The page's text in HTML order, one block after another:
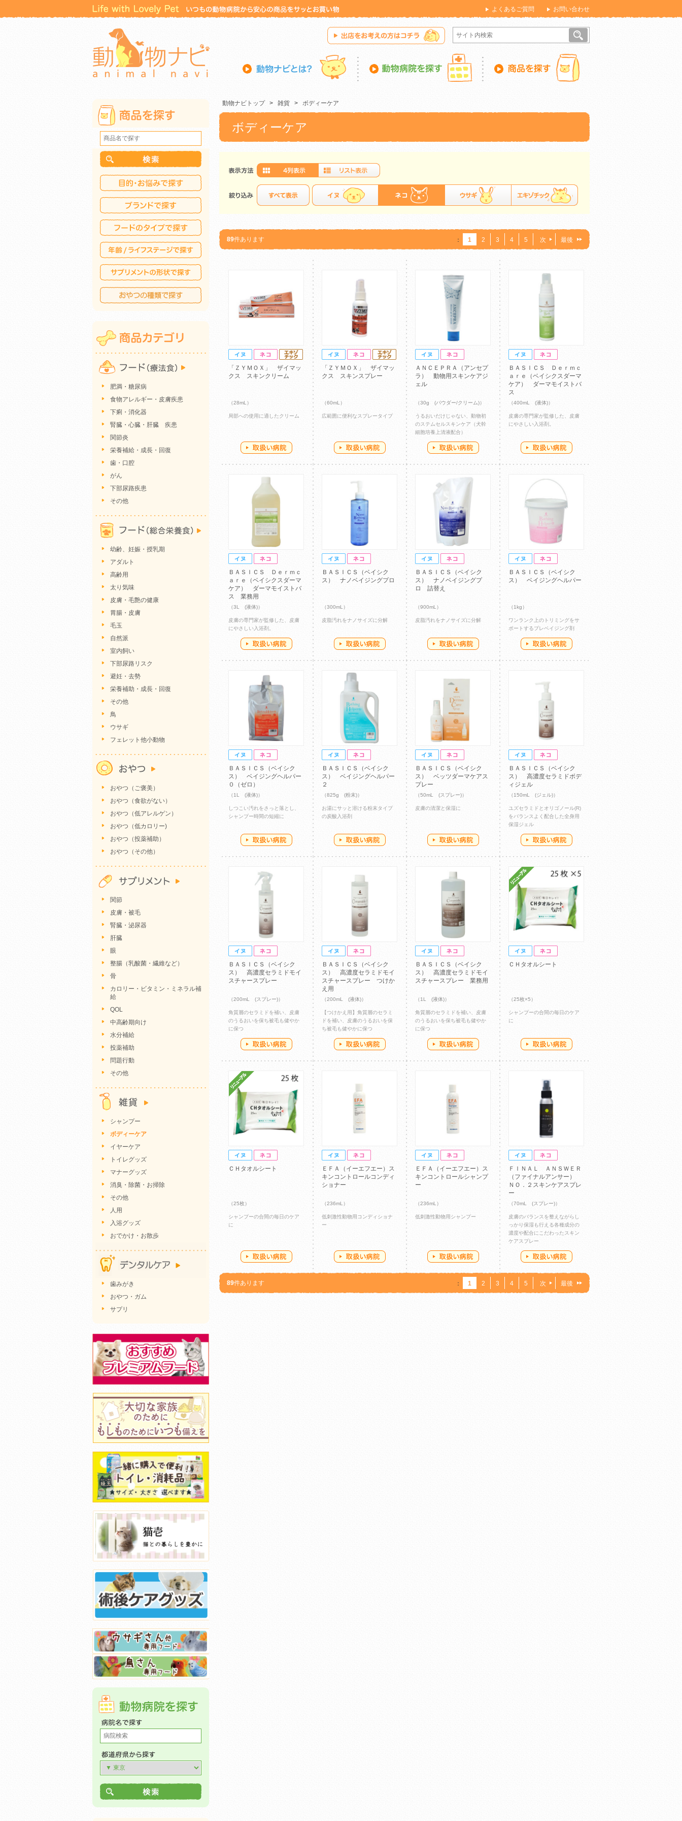
よくあるご質問 お問い合わせ
動物ナビトップ > 雑貨 > ボディーケア
ボディーケア
89件あります ： 1 2 3 4 5 次 最後
「ＺＹＭＯＸ」 ザイマッ
クス スキンクリーム
（28mL）
局部への使用に適したクリーム
「ＺＹＭＯＸ」 ザイマッ
クス スキンスプレー
（60mL）
広範囲に便利なスプレータイプ
ＡＮＣＥＰＲＡ（アンセプ
ラ） 動物用スキンケアジ
ェル
（30g (パウダー/クリーム)）
うるおいだけじゃない、動物初
のステムセルスキンケア（犬幹
細胞培養上清液配合）
ＢＡＳＩＣＳ Ｄｅｒｍｃ
ａｒｅ（ベイシクスダーマ
ケア） ダーマモイストバ
ス
（400mL (液体)）
皮膚の専門家が監修した、皮膚
にやさしい入浴剤。
ＢＡＳＩＣＳ Ｄｅｒｍｃ
ａｒｅ（ベイシクスダーマ
ケア） ダーマモイストバ
ス 業務用
（3L (液体)）
皮膚の専門家が監修した、皮膚
にやさしい入浴剤。
ＢＡＳＩＣＳ（ベイシク
ス） ナノベイジングプロ
（300mL）
皮脂汚れをナノサイズに分解
ＢＡＳＩＣＳ（ベイシク
ス） ナノベイジングプ
ロ 詰替え
（900mL）
皮脂汚れをナノサイズに分解
ＢＡＳＩＣＳ（ベイシク
ス） ベイジングヘルパー
（1kg）
ワンランク上のトリミングをサ
ポートするプレベイジング剤
ＢＡＳＩＣＳ（ベイシク
ス） ベイジングヘルパー
０（ゼロ）
（1L (液体)）
しつこい汚れをさっと落とし、
シャンプー時間の短縮に
ＢＡＳＩＣＳ（ベイシク
ス） ベイジングヘルパー
２
（825g (粉末)）
お湯にサッと溶ける粉末タイプ
の炭酸入浴剤
ＢＡＳＩＣＳ（ベイシク
ス） ベッツダーマケアス
プレー
（50mL (スプレー)）
皮膚の清潔と保湿に
ＢＡＳＩＣＳ（ベイシク
ス） 高濃度セラミドボデ
ィジェル
（150mL (ジェル)）
ユズセラミドとオリゴノール(R)
をバランスよく配合した全身用
保湿ジェル
ＢＡＳＩＣＳ（ベイシク
ス） 高濃度セラミドモイ
スチャースプレー
（200mL (スプレー)）
角質層のセラミドを補い、皮膚
のうるおいを保ち被毛も健やか
に保つ
ＢＡＳＩＣＳ（ベイシク
ス） 高濃度セラミドモイ
スチャースプレー つけか
え用
（200mL (液体)）
【つけかえ用】角質層のセラミ
ドを補い、皮膚のうるおいを保
ち被毛も健やかに保つ
ＢＡＳＩＣＳ（ベイシク
ス） 高濃度セラミドモイ
スチャースプレー 業務用
（1L (液体)）
角質層のセラミドを補い、皮膚
のうるおいを保ち被毛も健やか
に保つ
ＣＨタオルシート
（25枚×5）
シャンプーの合間の毎日のケア
に
ＣＨタオルシート
（25枚）
シャンプーの合間の毎日のケア
に
ＥＦＡ（イーエフエー）ス
キンコントロールコンディ
ショナー
（236mL）
低刺激性動物用コンディショナ
ー
ＥＦＡ（イーエフエー）ス
キンコントロールシャンプ
ー
（236mL）
低刺激性動物用シャンプー
ＦＩＮＡＬ ＡＮＳＷＥＲ
（ファイナルアンサー）
ＮＯ．２スキンケアスプレ
ー
（70mL (スプレー)）
皮膚のバランスを整えながらし
っかり保湿も行える各種成分の
濃度や配合にこだわったスキン
ケアスプレー
89件あります ： 1 2 3 4 5 次 最後
肥満・糖尿病
食物アレルギー・皮膚疾患
下痢・消化器
腎臓・心臓・肝臓 疾患
関節炎
栄養補給・成長・回復
歯・口腔
がん
下部尿路疾患
その他
幼齢、妊娠・授乳期
アダルト
高齢用
太り気味
皮膚・毛艶の健康
胃腸・皮膚
毛玉
自然派
室内飼い
下部尿路リスク
避妊・去勢
栄養補助・成長・回復
その他
鳥
ウサギ
フェレット他小動物
おやつ（ご褒美）
おやつ（食欲がない）
おやつ（低アレルゲン）
おやつ（低カロリー)
おやつ（投薬補助）
おやつ（その他）
関節
皮膚・被毛
腎臓・泌尿器
肝臓
眼
整腸（乳酸菌・繊維など）
骨
カロリー・ビタミン・ミネラル補
給
QOL
中高齢期向け
水分補給
投薬補助
問題行動
その他
シャンプー
ボディーケア
イヤーケア
トイレグッズ
マナーグッズ
消臭・除菌・お掃除
その他
人用
入浴グッズ
おでかけ・お散歩
歯みがき
おやつ・ガム
サプリ